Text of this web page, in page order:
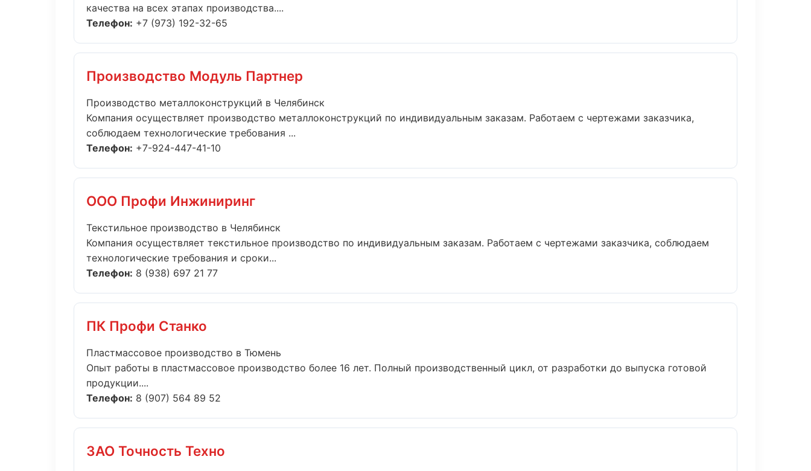
качества на всех этапах производства....
Телефон: +7 (973) 192-32-65
Производство Модуль Партнер
Производство металлоконструкций в Челябинск
Компания осуществляет производство металлоконструкций по индивидуальным заказам. Работаем с чертежами заказчика,
соблюдаем технологические требования ...
Телефон: +7-924-447-41-10
ООО Профи Инжиниринг
Текстильное производство в Челябинск
Компания осуществляет текстильное производство по индивидуальным заказам. Работаем с чертежами заказчика, соблюдаем
технологические требования и сроки...
Телефон: 8 (938) 697 21 77
ПК Профи Станко
Пластмассовое производство в Тюмень
Опыт работы в пластмассовое производство более 16 лет. Полный производственный цикл, от разработки до выпуска готовой
продукции....
Телефон: 8 (907) 564 89 52
ЗАО Точность Техно